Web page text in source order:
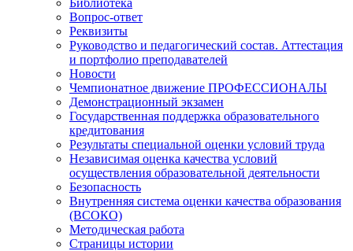
Вопрос-ответ
Реквизиты
Руководство и педагогический состав. Аттестация
и портфолио преподавателей
Новости
Чемпионатное движение ПРОФЕССИОНАЛЫ
Демонстрационный экзамен
Государственная поддержка образовательного
кредитования
Результаты специальной оценки условий труда
Независимая оценка качества условий
осуществления образовательной деятельности
Безопасность
Внутренняя система оценки качества образования
(ВСОКО)
Методическая работа
Страницы истории